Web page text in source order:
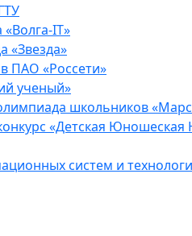
IT»
«Звезда»
ПАО «Россети»
ученый»
школьников
«Детская
систем и